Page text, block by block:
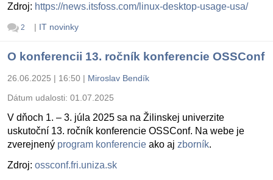
Zdroj: https://news.itsfoss.com/linux-desktop-usage-usa/
2 | IT novinky
O konferencii 13. ročník konferencie OSSConf
26.06.2025 | 16:50 | Miroslav Bendík
Dátum udalosti: 01.07.2025
V dňoch 1. – 3. júla 2025 sa na Žilinskej univerzite
uskutoční 13. ročník konferencie OSSConf. Na webe je
zverejnený program konferencie ako aj zborník.
Zdroj: ossconf.fri.uniza.sk